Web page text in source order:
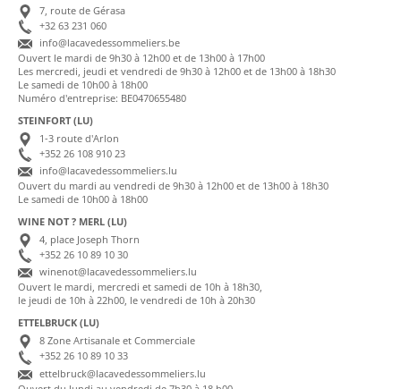
7, route de Gérasa
+32 63 231 060
info@lacavedessommeliers.be
Ouvert le mardi de 9h30 à 12h00 et de 13h00 à 17h00
Les mercredi, jeudi et vendredi de 9h30 à 12h00 et de 13h00 à 18h30
Le samedi de 10h00 à 18h00
Numéro d'entreprise: BE0470655480
STEINFORT (LU)
1-3 route d'Arlon
+352 26 108 910 23
info@lacavedessommeliers.lu
Ouvert du mardi au vendredi de 9h30 à 12h00 et de 13h00 à 18h30
Le samedi de 10h00 à 18h00
WINE NOT ? MERL (LU)
4, place Joseph Thorn
+352 26 10 89 10 30
winenot@lacavedessommeliers.lu
Ouvert le mardi, mercredi et samedi de 10h à 18h30,
le jeudi de 10h à 22h00, le vendredi de 10h à 20h30
ETTELBRUCK (LU)
8 Zone Artisanale et Commerciale
+352 26 10 89 10 33
ettelbruck@lacavedessommeliers.lu